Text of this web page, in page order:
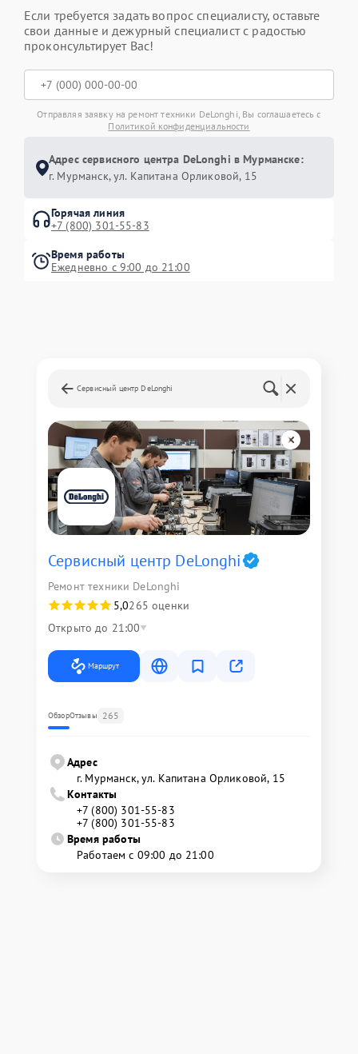
Если требуется задать вопрос специалисту, оставьте
свои данные и дежурный специалист с радостью
проконсультирует Вас!
Отправляя заявку на ремонт техники DeLonghi, Вы соглашаетесь с
Политикой конфиденциальности
Адрес сервисного центра DeLonghi в Мурманске:
г. Мурманск, ул. Капитана Орликовой, 15
Горячая линия
+7 (800) 301-55-83
Время работы
Ежедневно с 9:00 до 21:00
Сервисный центр DeLonghi
Сервисный центр DeLonghi
Ремонт техники DeLonghi
5,0265 оценки
Открыто до 21:00
Маршрут
ОбзорОтзывы 265
Адрес
г. Мурманск, ул. Капитана Орликовой, 15
Контакты
+7 (800) 301-55-83
+7 (800) 301-55-83
Время работы
Работаем с 09:00 до 21:00